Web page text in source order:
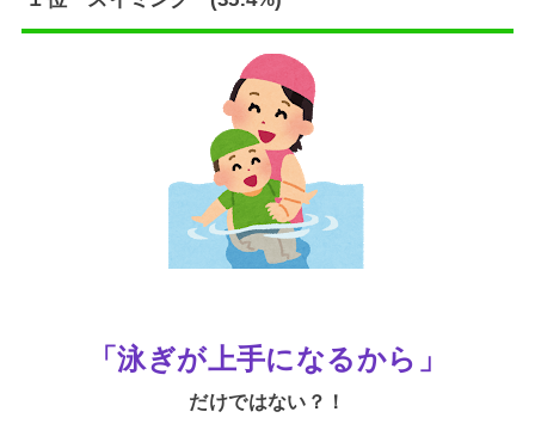
「泳ぎが上手になるから」
だけではない？！